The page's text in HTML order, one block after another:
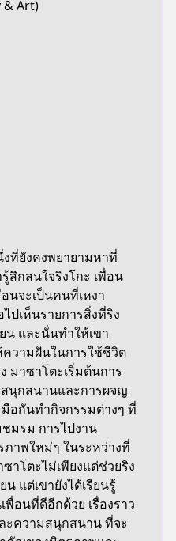
& Art)
ที่ยังคงพยายามหาที่
รู้สึกสนใจริงโกะ เพื่อน
นจะเป็นคนที่เหงา
ปเห็นรายการสิ่งที่ริง
น และนั่นทำให้เขา
วามฝันในการใช้ชีวิต
มาซาโตะเริ่มต้นการ
สนุกสนานและการผจญ
อกันทำกิจกรรมต่างๆ ที่
ชมรม การไปงาน
ภาพใหม่ๆ ในระหว่างที่
าโตะไม่เพียงแต่ช่วยริง
แต่เขายังได้เรียนรู้
พื่อนที่ดีอีกด้วย เรื่องราว
ะความสนุกสนาน ที่จะ